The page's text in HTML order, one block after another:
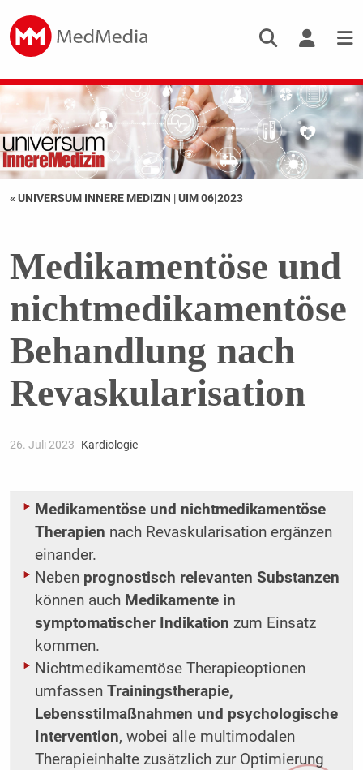
« UNIVERSUM INNERE MEDIZIN |UIM 06|2023
Medikamentöse und
nichtmedikamentöse
Behandlung nach
Revaskularisation
26. Juli 2023 Kardiologie
Medikamentöse und nichtmedikamentöse
Therapien nach Revaskularisation ergänzen
einander.
Neben prognostisch relevanten Substanzen
können auch Medikamente in
symptomatischer Indikation zum Einsatz
kommen.
Nichtmedikamentöse Therapieoptionen
umfassen Trainingstherapie,
Lebensstilmaßnahmen und psychologische
Intervention, wobei alle multimodalen
Therapieinhalte zusätzlich zur Optimierung